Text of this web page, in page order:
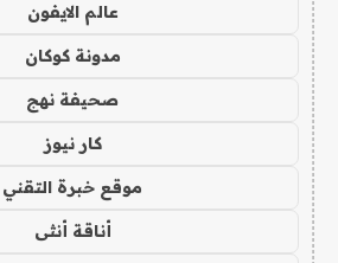
عالم الايفون
مدونة كوكان
صحيفة نهج
كار نيوز
موقع خبرة التقني
أناقة أنثى